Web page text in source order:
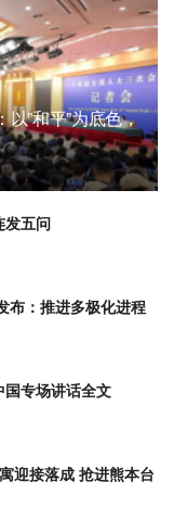
”和平”为底色，
发五问
布：推进多极化进程
专场讲话全文
迎接落成 抢进熊本台